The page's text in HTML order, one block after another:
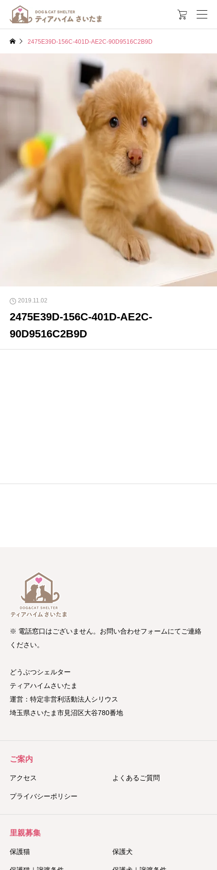

2475E39D-156C-401D-AE2C-90D9516C2B9D
2019.11.02
2475E39D-156C-401D-AE2C-
90D9516C2B9D
※ 電話窓口はございません。お問い合わせフォームにてご連絡
ください。
どうぶつシェルター
ティアハイムさいたま
運営：特定非営利活動法人シリウス
埼玉県さいたま市見沼区大谷780番地
ご案内
アクセス よくあるご質問
プライバシーポリシー
里親募集
保護猫 保護犬